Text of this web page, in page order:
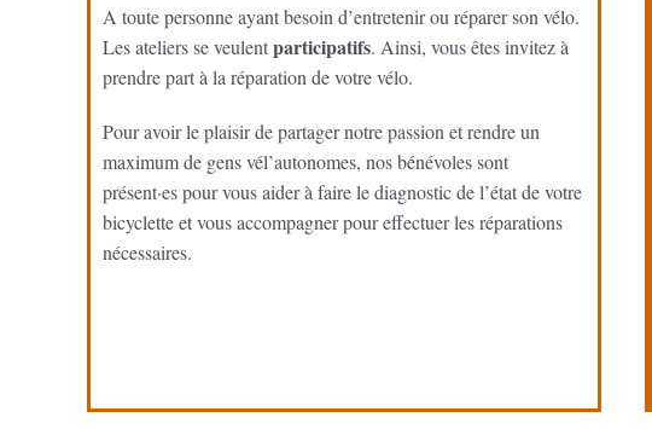
A toute personne ayant besoin d’entretenir ou réparer son vélo.
Les ateliers se veulentparticipatifs. Ainsi, vous êtes invitez à
prendre part à la réparation de votre vélo.
Pour avoir le plaisir de partager notre passion et rendre un
maximum de gens vél’autonomes, nos bénévoles sont
présent·es pour vous aider à faire le diagnostic de l’état de votre
bicyclette et vous accompagner pour effectuer les réparations
nécessaires.